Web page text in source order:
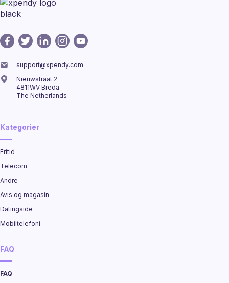
support@xpendy.com
Nieuwstraat 2
4811WV Breda
The Netherlands
Kategorier
Fritid
Telecom
Andre
Avis og magasin
Datingside
Mobiltelefoni
FAQ
FAQ